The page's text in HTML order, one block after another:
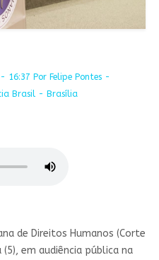
16:37 Por Felipe Pontes -
Brasil - Brasília
de Direitos Humanos (Corte
em audiência pública na